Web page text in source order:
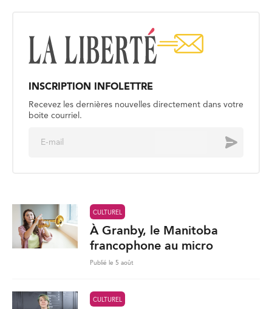
INSCRIPTION INFOLETTRE
Recevez les dernières nouvelles directement dans votre
boite courriel.
Envoyer
CULTUREL
À Granby, le Manitoba
francophone au micro
Publié le 5 août
CULTUREL